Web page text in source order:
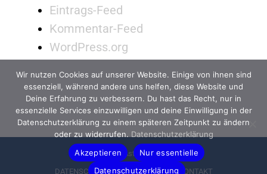
Eintrags-Feed
Kommentar-Feed
WordPress.org
© 2022 Astella GmbH
DATENSCHUTZ
IMPRESSUM KONTAKT
Wir nutzen Cookies auf unserer Website. Einige von ihnen sind
essenziell, während andere uns helfen, diese Website und
Deine Erfahrung zu verbessern. Du hast das Recht, nur in
essenzielle Services einzuwilligen und deine Einwilligung in der
Datenschutzerklärung zu einem späteren Zeitpunkt zu ändern
oder zu widerrufen. Datenschutzerklärung
Akzeptieren
Nur essentielle
Datenschutzerklärung